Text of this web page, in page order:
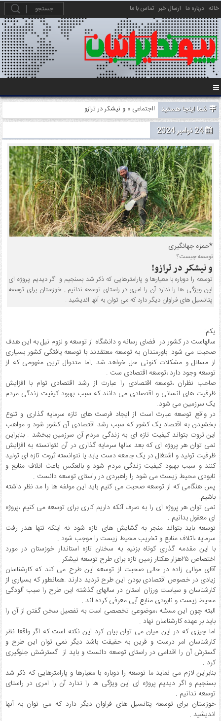
خانه درباره ما ارسال خبر تماس با ما
شما اینجا هستید اجتماعی» و نیشکر در ترازو!
24 نوامبر 2024
*حمزه جهانگیری
توسعه چیست؟
و نیشکر در ترازو!
توسعه را دوباره با معیارها و پارامترهایی که ذکر شد بسنجیم و اگر دیدیم پروژه ای
این ویژگی ها را ندارد آن را امری در راستای توسعه ندانیم . خوزستان برای توسعه
پتانسیل های فراوان دیگر دارد که می توان به آنها اندیشید .
یکم:
سالهاست در کشور در فضای رسانه و دانشگاه از توسعه و لزوم نیل به این هدف
صحبت می شود. باورمندان به توسعه معتقدند با توسعه یافتگی کشور بسیاری
از مسائل و مشکلات کنونی حل خواهد شد .اما متدوال ترین مفهومی که از
توسعه وجود دارد ،توسعه اقتصادی ست .
صاحب نظران ،توسعه اقتصادی را عبارت از رشد اقتصادی توام با افزایش
ظرفیت های انسانی و اقتصادی می دانند که سبب بهبود کیفیت زندگی مردم
یک سرزمین می شود.
در واقع توسعه عبارت است از ایجاد فرصت های تازه سرمایه گذاری و تنوع
بخشیدن به اقتصاد یک کشور که سبب رشد اقتصادی آن کشور شود و مواهب
این ثروت بتواند کیفیت تازه ای به زندگی مردم آن سرزمین ببخشد . بنابراین
نمی توان هر پروژه ای که بعد سالها سرمایه گذاری در آن نتوانسته به افزایش
ظرفیت تولید و اشتغال در یک جامعه دست یابد یا نتوانسته ثروت تازه ای تولید
کنند و سبب بهبود کیفیت زندگی مردم شود و بالعکس باعث اتلاف منابع و
نابودی محیط زیست می شود را راهبردی در راستای توسعه دانست .
پس هنگامی که از توسعه صحبت می کنیم باید این مولفه ها را مد نظر داشته
باشیم.
نمی توان هر پروژه ای را به صرف آنکه داریم کاری برای توسعه می کنیم ،پروژه
ای معقول بدانیم .
توسعه باید بتواند منجر به گشایش های تازه شود نه اینکه تنها هدر رفت
سرمایه ،اتلاف منابع و تخریب محیط زیست را موجب شود .
با این مقدمه گذری کوتاه بزنیم به سخنان تازه استاندار خوزستان در مورد
اختصاص ۲۵هزار هکتار زمین تازه برای طرح توسعه نیشکر .
آقای موالی زاده در حالی صحبت از توسعه این طرح می کند که کارشناسان
زیادی در خصوص اقتصادی بودن این طرح تردید دارند .همانطور که بسیاری از
کارشناسان و سیاست ورزان استان در سالهای گذشته این طرح را سبب آلودگی
محیط زیست و نابودی منابع آبی معرفی کرده اند .
البته چون این مسئله ،موضوعی تخصصی است به تفصیل سخن گفتن از آن را
باید بر عهده کارشناسان نهاد .
اما چیزی که در این میان می توان بیان کرد این نکته است که اگر واقعا نظر
کارشناسان امر درست و قرین به حقیقت باشد دیگر نمی توان این طرح و
گسترش آن را اقدامی در راستای توسعه دانست و باید از گسترشش جلوگیری
کرد .
بنابراین لازم می نماید ما توسعه را دوباره با معیارها و پارامترهایی که ذکر شد
بسنجیم و اگر دیدیم پروژه ای این ویژگی ها را ندارد آن را امری در راستای
توسعه ندانیم .
خوزستان برای توسعه پتانسیل های فراوان دیگر دارد که می توان به آنها
اندیشید .